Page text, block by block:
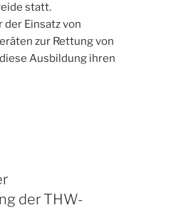
statt.
Einsatz von
zur Rettung von
Ausbildung ihren
der THW-